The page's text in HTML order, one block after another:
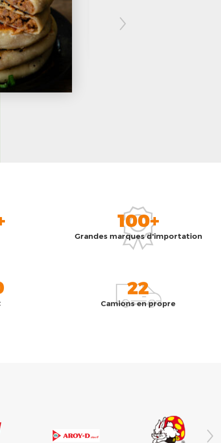
100+
Grandes marques d'importation
22
Camions en propre